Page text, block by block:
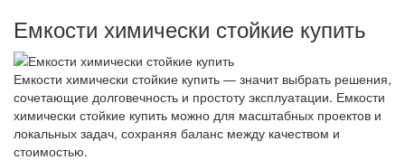
Емкости химически стойкие купить
Емкости химически стойкие купить — значит выбрать решения,
сочетающие долговечность и простоту эксплуатации. Емкости
химически стойкие купить можно для масштабных проектов и
локальных задач, сохраняя баланс между качеством и
стоимостью.